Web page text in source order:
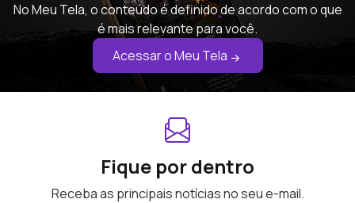
No Meu Tela, o conteúdo é definido de acordo com o que
é mais relevante para você.
Acessar o Meu Tela
Fique por dentro
Receba as principais notícias no seu e-mail.